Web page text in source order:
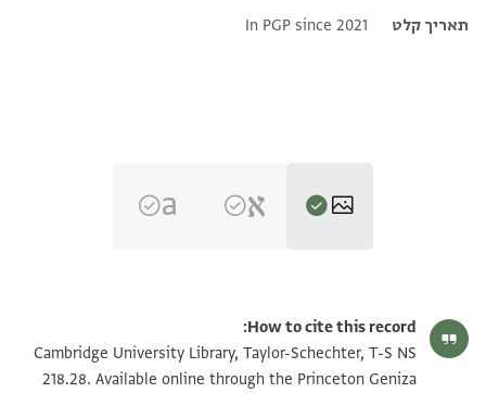
תאריך קלט
In PGP since 2021
T-S NS 218.28 1v הגדל וסובב
How to cite this record:
Cambridge University Library, Taylor-Schechter, T-S NS
218.28. Available online through the Princeton Geniza